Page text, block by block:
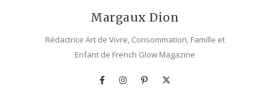
Margaux Dion
Rédactrice Art de Vivre, Consommation, Famille et
Enfant de French Glow Magazine